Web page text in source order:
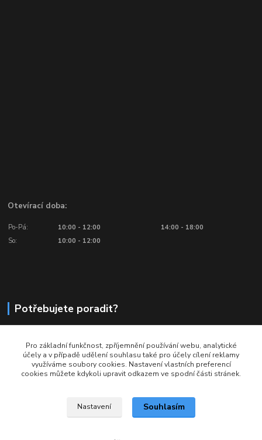
Otevírací doba:
Po-Pá: 10:00 - 12:00
14:00 - 18:00
So:
10:00 - 12:00
Potřebujete poradit?
Volejte: Po - Pá (10:00 - 18:00)
info@ragbyobchod.cz
Pro základní funkčnost, zpříjemnění používání webu, analytické
účely a v případě udělení souhlasu také pro účely cílení reklamy
využíváme soubory cookies. Nastavení vlastních preferencí
cookies můžete kdykoli upravit odkazem ve spodní části stránek.
Nastavení Souhlasím